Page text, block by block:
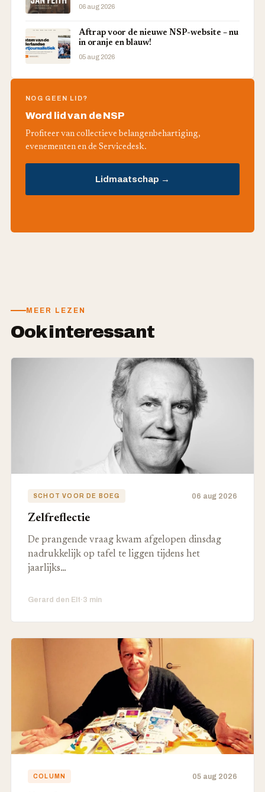
06 aug 2026
Aftrap voor de nieuwe NSP-website – nu
in oranje en blauw!
05 aug 2026
NOG GEEN LID?
Word lid van de NSP
Profiteer van collectieve belangenbehartiging,
evenementen en de Servicedesk.
Lidmaatschap →
MEER LEZEN
Ook interessant
SCHOT VOOR DE BOEG 06 aug 2026
Zelfreflectie
De prangende vraag kwam afgelopen dinsdag
nadrukkelijk op tafel te liggen tijdens het
jaarlijks…
Gerard den Elt·3 min
COLUMN 05 aug 2026